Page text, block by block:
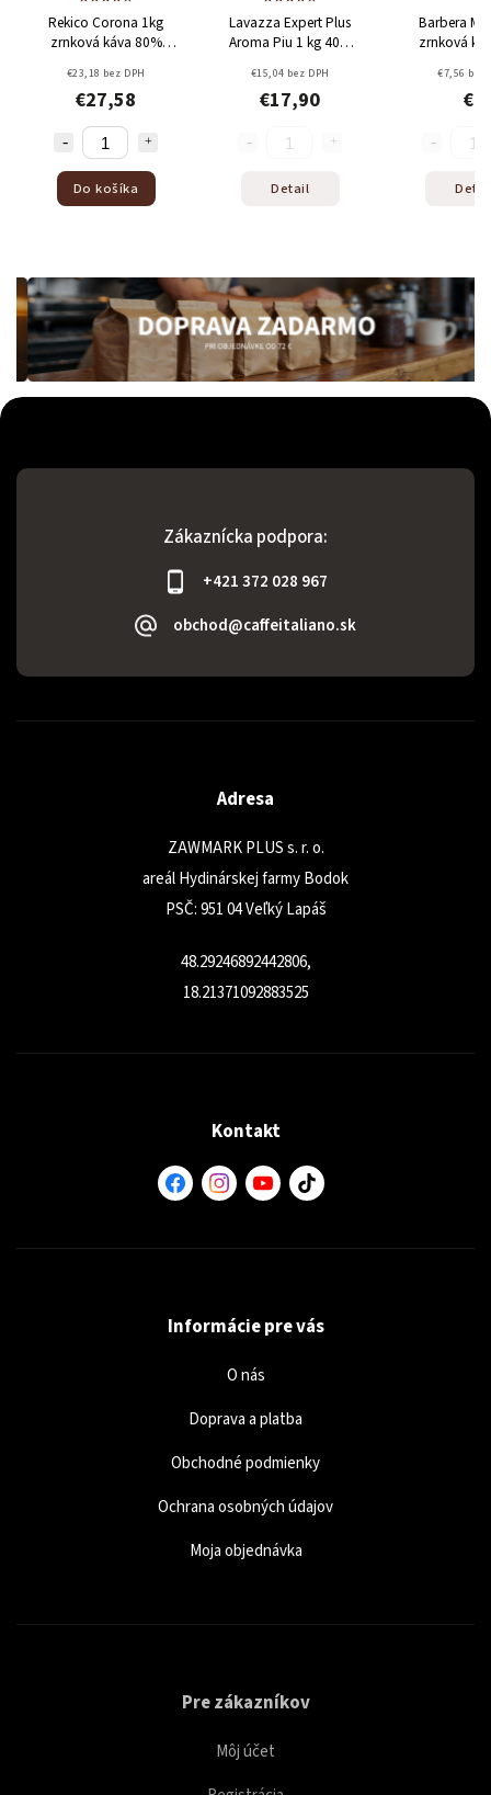
Rekico Corona 1kg
zrnková káva 80%
€23,18 bez DPH
€27,58
Do košíka
Lavazza Expert Plus
Aroma Piu 1 kg40%
€15,04 bez DPH
€17,90
Detail
Barbera
zrnková
€7,56 bez
€9
Zákaznícka podpora:
+421 372 028 967
obchod@caffeitaliano.sk
Adresa
ZAWMARK PLUS s. r. o.
areál Hydinárskej farmy Bodok
PSČ: 951 04 Veľký Lapáš
48.29246892442806,
18.21371092883525
Kontakt
Informácie pre vás
O nás
Doprava a platba
Obchodné podmienky
Ochrana osobných údajov
Moja objednávka
Pre zákazníkov
Môj účet